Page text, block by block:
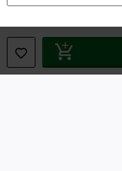
Legal